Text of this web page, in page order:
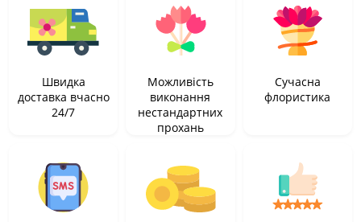
Швидка
доставка вчасно
24/7
Можливість
виконання
нестандартних
прохань
Сучасна
флористика